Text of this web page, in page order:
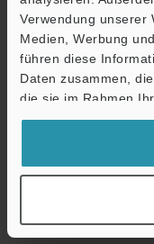
Verwendung unserer
Medien, Werbung
führen diese
Daten zusammen,
die sie im Rahmen
haben.
Broschüre
CAD / CAE